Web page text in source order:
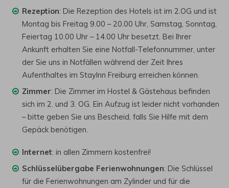
Rezeption: Die Rezeption des Hotels ist im 2.OG und ist
Montag bis Freitag 9.00 – 20.00 Uhr, Samstag, Sonntag,
Feiertag 10.00 Uhr – 14.00 Uhr besetzt. Bei Ihrer
Ankunft erhalten Sie eine Notfall-Telefonnummer, unter
der Sie uns in Notfällen während der Zeit Ihres
Aufenthaltes im StayInn Freiburg erreichen können.
Zimmer: Die Zimmer im Hostel & Gästehaus befinden
sich im 2. und 3. OG. Ein Aufzug ist leider nicht vorhanden
– bitte geben Sie uns Bescheid, falls Sie Hilfe mit dem
Gepäck benötigen.
Internet: in allen Zimmern kostenfrei!
Schlüsselübergabe Ferienwohnungen: Die Schlüssel
für die Ferienwohnungen am Zylinder und für die